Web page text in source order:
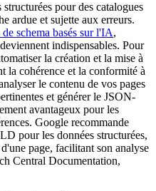
pour des catalogues
ardue et sujette aux erreurs.
schema basés sur l'IA,
indispensables. Pour
la création et la mise à
la cohérence et la conformité à
le contenu de vos pages
et générer le JSON-
avantageux pour les
Google recommande
pour les données structurées,
page, facilitant son analyse
Central Documentation,